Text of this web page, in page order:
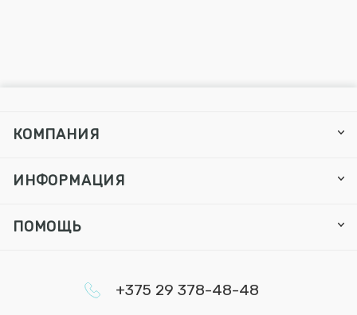
КОМПАНИЯ
ИНФОРМАЦИЯ
ПОМОЩЬ
+375 29 378-48-48